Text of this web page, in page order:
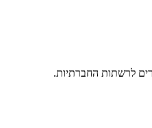
לרשתות החברתיות.